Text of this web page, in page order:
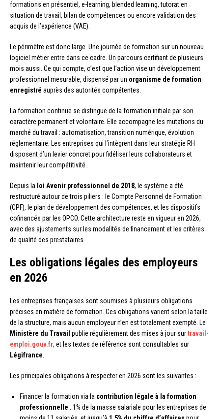
formations en présentiel, e-learning, blended learning, tutorat en
situation de travail, bilan de compétences ou encore validation des
acquis de l’expérience (VAE).
Le périmètre est donc large. Une journée de formation sur un nouveau
logiciel métier entre dans ce cadre. Un parcours certifiant de plusieurs
mois aussi. Ce qui compte, c’est que l’action vise un développement
professionnel mesurable, dispensé par un organisme de formation
enregistré auprès des autorités compétentes.
La formation continue se distingue de la formation initiale par son
caractère permanent et volontaire. Elle accompagne les mutations du
marché du travail : automatisation, transition numérique, évolution
réglementaire. Les entreprises qui l’intègrent dans leur stratégie RH
disposent d’un levier concret pour fidéliser leurs collaborateurs et
maintenir leur compétitivité.
Depuis la loi Avenir professionnel de 2018, le système a été
restructuré autour de trois piliers : le Compte Personnel de Formation
(CPF), le plan de développement des compétences, et les dispositifs
cofinancés par les OPCO. Cette architecture reste en vigueur en 2026,
avec des ajustements sur les modalités de financement et les critères
de qualité des prestataires.
Les obligations légales des employeurs
en 2026
Les entreprises françaises sont soumises à plusieurs obligations
précises en matière de formation. Ces obligations varient selon la taille
de la structure, mais aucun employeur n’en est totalement exempté. Le
Ministère du Travail publie régulièrement des mises à jour surtravail-
emploi.gouv.fr, et les textes de référence sont consultables sur
Légifrance.
Les principales obligations à respecter en 2026 sont les suivantes :
Financer la formation via la contribution légale à la formation
professionnelle : 1% de la masse salariale pour les entreprises de